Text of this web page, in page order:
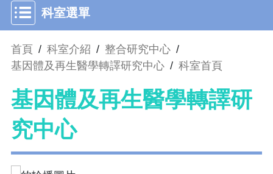
科室選單
首頁 / 科室介紹 / 整合研究中心 /
基因體及再生醫學轉譯研究中心 / 科室首頁
基因體及再生醫學轉譯研
究中心